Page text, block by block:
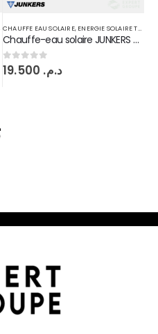
CHAUFFE EAU SOLAIRE, ENERGIE SOLAIRE THERMIQUE
Chauffe-eau solaire JUNKERS circuit fermé 300 L
0sur 5 د.م.